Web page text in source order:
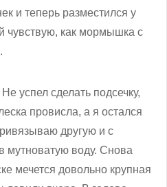
и теперь разместился у
чувствую, как мормышка с
успел сделать подсечку,
провисла, а я остался
другую и с
мутноватую воду. Снова
мечется довольно крупная